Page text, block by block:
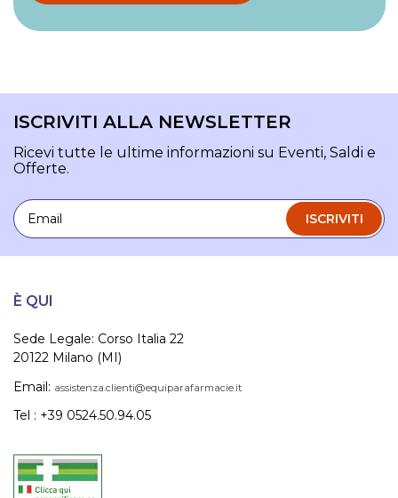
ISCRIVITI ALLA NEWSLETTER
Ricevi tutte le ultime informazioni su Eventi, Saldi e
Offerte.
Email
ISCRIVITI
È QUI
Sede Legale: Corso Italia 22
20122 Milano (MI)
Email: assistenza.clienti@equiparafarmacie.it
Tel : +39 0524.50.94.05